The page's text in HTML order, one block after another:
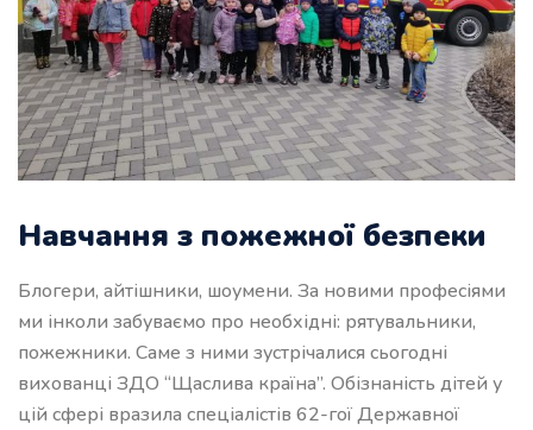
Навчання з пожежної безпеки
Блогери, айтішники, шоумени. За новими професіями
ми інколи забуваємо про необхідні: рятувальники,
пожежники. Саме з ними зустрічалися сьогодні
вихованці ЗДО “Щаслива країна”. Обізнаність дітей у
цій сфері вразила спеціалістів 62-гої Державної